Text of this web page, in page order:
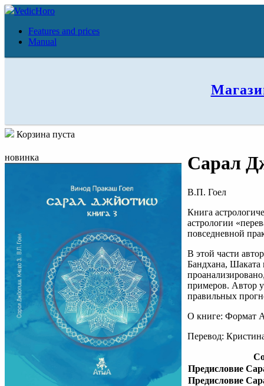
VedicHoro
Features and prices
Manual
Корзина пуста
новинка Сарал
В.П. Гоел
Книга
астрологии
повседневной
В этой части
Бандхана, Шаката
примеров. Автор
правильных
О книге: Формат
Перевод:
Предисловие
Предисловие